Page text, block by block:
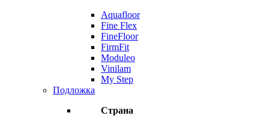
Aquafloor
Fine Flex
FineFloor
FirmFit
Moduleo
Vinilam
My Step
Подложка
Страна